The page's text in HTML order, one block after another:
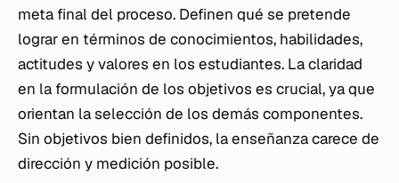
meta final del proceso. Definen qué se pretende
lograr en términos de conocimientos, habilidades,
actitudes y valores en los estudiantes. La claridad
en la formulación de los objetivos es crucial, ya que
orientan la selección de los demás componentes.
Sin objetivos bien definidos, la enseñanza carece de
dirección y medición posible.